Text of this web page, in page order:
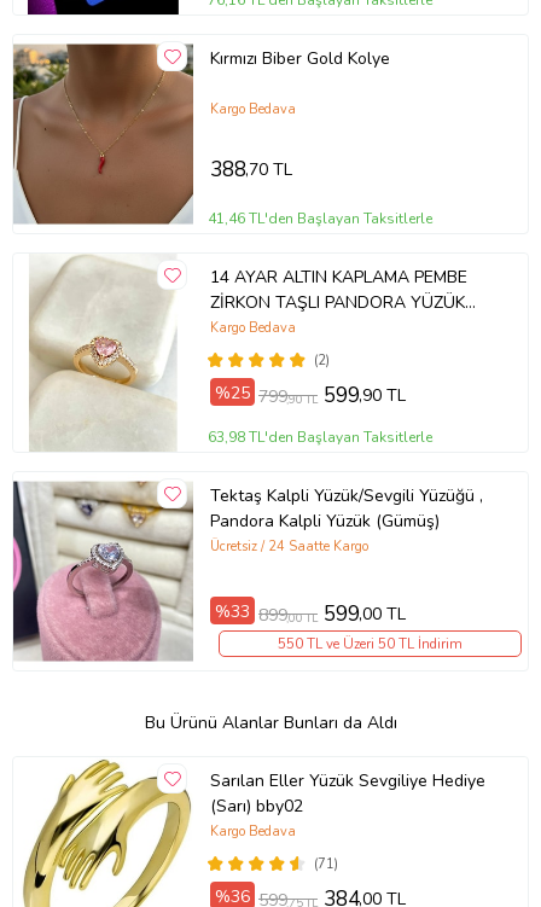
Kırmızı Biber Gold Kolye
Kargo Bedava
388,70 TL
41,46 TL'den Başlayan Taksitlerle
14 AYAR ALTIN KAPLAMA PEMBE
ZİRKON TAŞLI PANDORA YÜZÜK
(Altın)
(2)
Kargo Bedava
%25 799,90 TL 599,90 TL
63,98 TL'den Başlayan Taksitlerle
Tektaş Kalpli Yüzük/Sevgili Yüzüğü ,
Pandora Kalpli Yüzük (Gümüş)
Ücretsiz / 24 Saatte Kargo
%33 899,00 TL 599,00 TL
550 TL ve Üzeri 50 TL İndirim
Bu Ürünü Alanlar Bunları da Aldı
Sarılan Eller Yüzük Sevgiliye Hediye
(Sarı) bby02
(71)
Kargo Bedava
%36 599,75 TL 384,00 TL